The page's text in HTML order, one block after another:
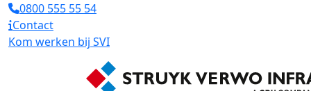
0800 555 55 54
Contact
Kom werken bij SVI